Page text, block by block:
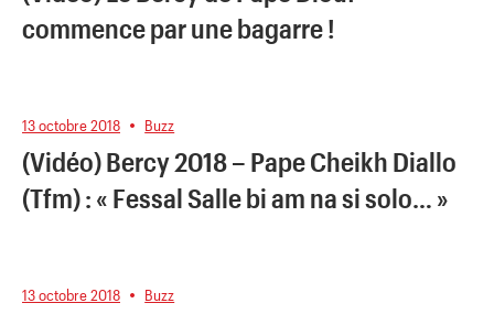
commence par une bagarre !
13 octobre 2018 Buzz
(Vidéo) Bercy 2018 – Pape Cheikh Diallo
(Tfm) : « Fessal Salle bi am na si solo… »
13 octobre 2018 Buzz